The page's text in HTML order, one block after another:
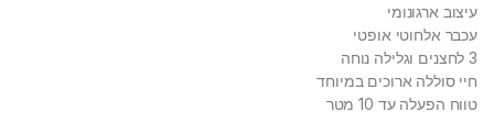
עיצוב ארגונומי
עכבר אלחוטי אופטי
3 לחצנים וגלילה נוחה
חיי סוללה ארוכים במיוחד
טווח הפעלה עד 10 מטר